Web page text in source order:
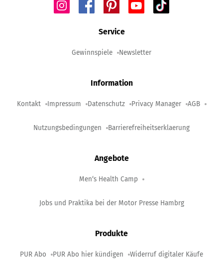
Service
Gewinnspiele Newsletter
Information
Kontakt Impressum Datenschutz Privacy Manager AGB
Nutzungsbedingungen Barrierefreiheitserklaerung
Angebote
Men‘s Health Camp
Jobs und Praktika bei der Motor Presse Hambrg
Produkte
PUR Abo PUR Abo hier kündigen Widerruf digitaler Käufe